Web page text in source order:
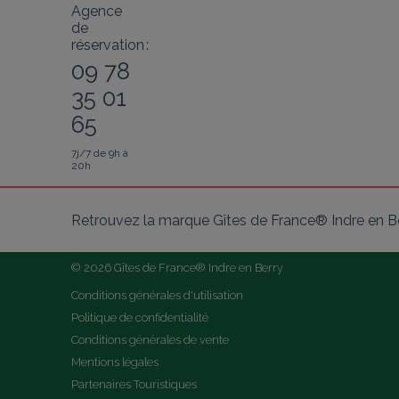
Agence
de
réservation :
09 78
35 01
65
7j/7 de 9h à
20h
Retrouvez la marque Gîtes de France® Indre en
© 2026 Gîtes de France® Indre en Berry
Conditions générales d'utilisation
Politique de confidentialité
Conditions générales de vente
Mentions légales
Partenaires Touristiques